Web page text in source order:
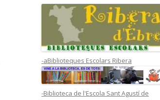
-aBiblioteques Escolars Ribera
-Biblioteca de l'Escola Sant Agustí de